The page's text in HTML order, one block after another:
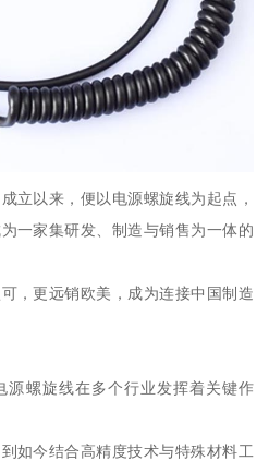
立以来，便以电源螺旋线为起点，
一家集研发、制造与销售为一体的
，更远销欧美，成为连接中国制造
源螺旋线在多个行业发挥着关键作
如今结合高精度技术与特殊材料工